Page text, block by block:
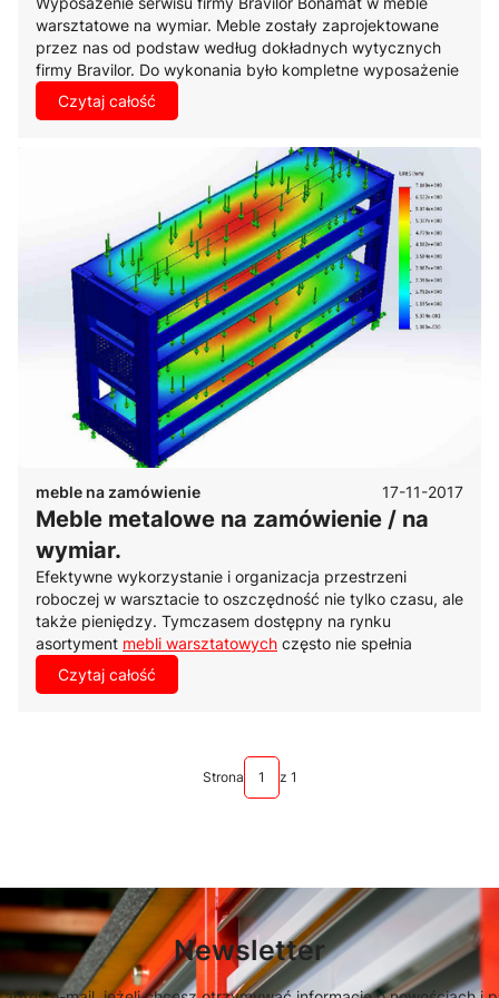
warsztatowe na wymiar. Meble zostały zaprojektowane
przez nas od podstaw według dokładnych wytycznych
firmy Bravilor. Do wykonania było kompletne wyposażenie
serwisu w meble warsztatowe wraz z dodatkowym
osprzętem elektrycznym.
Czytaj całość
meble na zamówienie 17-11-2017
Meble metalowe na zamówienie / na
wymiar.
Efektywne wykorzystanie i organizacja przestrzeni
roboczej w warsztacie to oszczędność nie tylko czasu, ale
także pieniędzy. Tymczasem dostępny na rynku
asortyment mebli warsztatowych często nie spełnia
oczekiwań klienta, który poszukuje rozwiązań
dostosowanych do specyfiki produkcji lub oferowanych
Czytaj całość
Strona z 1
Newsletter